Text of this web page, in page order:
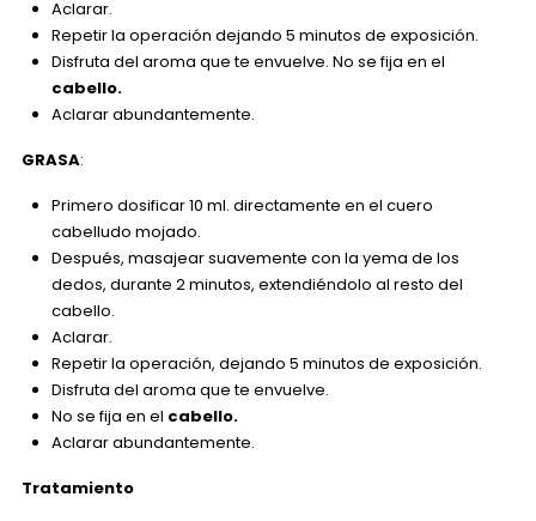
Aclarar.
Repetir la operación dejando 5 minutos de exposición.
Disfruta del aroma que te envuelve. No se fija en el
cabello.
Aclarar abundantemente.
GRASA:
Primero dosificar 10 ml. directamente en el cuero
cabelludo mojado.
Después, masajear suavemente con la yema de los
dedos, durante 2 minutos, extendiéndolo al resto del
cabello.
Aclarar.
Repetir la operación, dejando 5 minutos de exposición.
Disfruta del aroma que te envuelve.
No se fija en el cabello.
Aclarar abundantemente.
Tratamiento